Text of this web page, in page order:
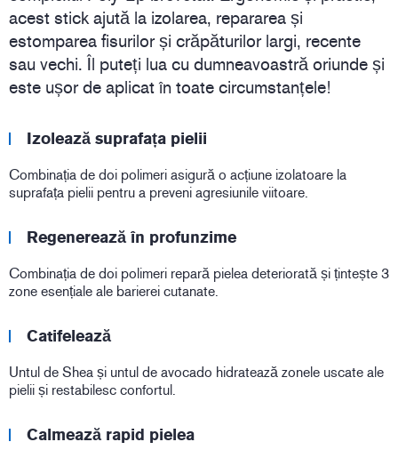
acest stick ajută la izolarea, repararea și
estomparea fisurilor și crăpăturilor largi, recente
sau vechi. Îl puteți lua cu dumneavoastră oriunde și
este ușor de aplicat în toate circumstanțele!
Izolează suprafața pielii
Combinația de doi polimeri asigură o acțiune izolatoare la
suprafața pielii pentru a preveni agresiunile viitoare.
Regenerează în profunzime
Combinația de doi polimeri repară pielea deteriorată și țintește 3
zone esențiale ale barierei cutanate.
Catifelează
Untul de Shea și untul de avocado hidratează zonele uscate ale
pielii și restabilesc confortul.
Calmează rapid pielea